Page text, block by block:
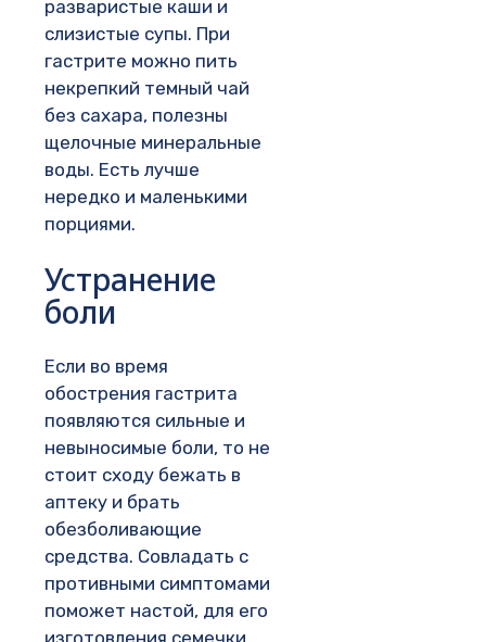
разваристые каши и
слизистые супы. При
гастрите можно пить
некрепкий темный чай
без сахара, полезны
щелочные минеральные
воды. Есть лучше
нередко и маленькими
порциями.
Устранение
боли
Если во время
обострения гастрита
появляются сильные и
невыносимые боли, то не
стоит сходу бежать в
аптеку и брать
обезболивающие
средства. Совладать с
противными симптомами
поможет настой, для его